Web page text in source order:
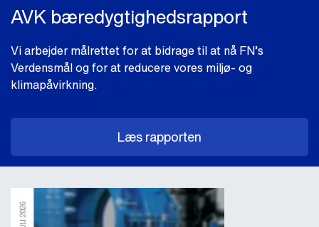
AVK bæredygtighedsrapport
Vi arbejder målrettet for at bidrage til at nå FN’s
Verdensmål og for at reducere vores miljø- og
klimapåvirkning.
Læs rapporten